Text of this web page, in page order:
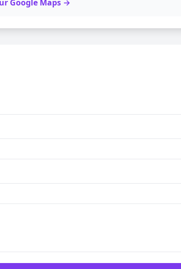
Google Maps →